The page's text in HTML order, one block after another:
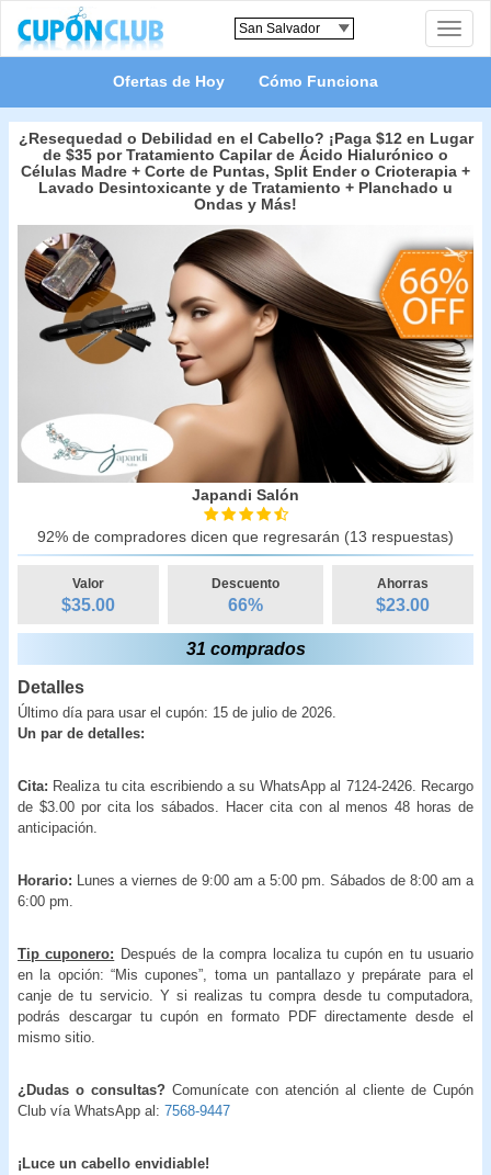
Toggle
Ofertas de Hoy Cómo Funciona
¿Resequedad o Debilidad en el Cabello? ¡Paga $12 en Lugar
de $35 por Tratamiento Capilar de Ácido Hialurónico o
Células Madre + Corte de Puntas, Split Ender o Crioterapia +
Lavado Desintoxicante y de Tratamiento + Planchado u
Ondas y Más!
Japandi Salón
92% de compradores dicen que regresarán (13 respuestas)
Valor
$35.00
Descuento
66%
Ahorras
$23.00
31 comprados
Detalles
Último día para usar el cupón: 15 de julio de 2026.
Un par de detalles:
Cita: Realiza tu cita escribiendo a su WhatsApp al 7124-2426. Recargo
de $3.00 por cita los sábados. Hacer cita con al menos 48 horas de
anticipación.
Horario:
Lunes a viernes de 9:00 am a 5:00 pm. Sábados de 8:00 am a
6:00 pm.
Tip cuponero: Después de la compra localiza tu cupón en tu usuario
en la opción: “Mis cupones”, toma un pantallazo y prepárate para el
canje de tu servicio. Y si realizas tu compra desde tu computadora,
podrás descargar tu cupón en formato PDF directamente desde el
mismo sitio.
¿Dudas o consultas? Comunícate con atención al cliente de Cupón
Club vía WhatsApp al: 7568-9447
¡Luce un cabello envidiable!